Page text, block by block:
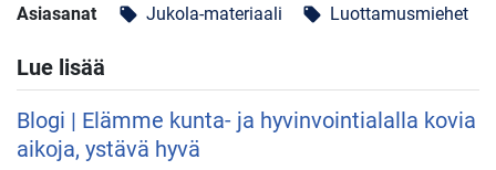
Asiasanat local_offer Jukola-materiaali local_offer Luottamusmiehet
Lue lisää
Blogi | Elämme kunta- ja hyvinvointialalla kovia
aikoja, ystävä hyvä